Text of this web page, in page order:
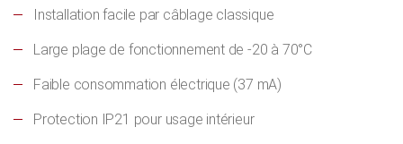
Installation facile par câblage classique
Large plage de fonctionnement de -20 à 70°C
Faible consommation électrique (37 mA)
Protection IP21 pour usage intérieur